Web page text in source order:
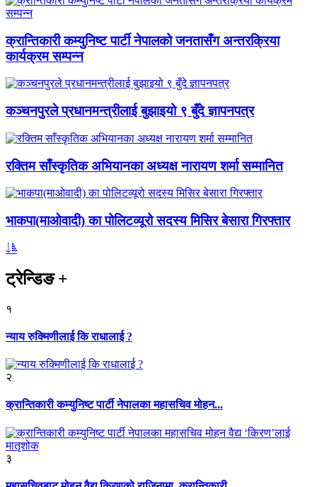
क्रान्तिकारी कम्युनिष्ट पार्टी नेपालको जनतासँग अन्तरक्रिया
कार्यक्रम सम्पन्न
कञ्चनपुरले प्रधानमन्त्रीलाई बुझाइयो ९ बुँदे ज्ञापनपत्र
रक्तिम साँस्कृतिक अभियानका अध्यक्ष नारायण शर्मा सम्मानित
भाकपा(माओवादी) का पोलिटव्यूरो सदस्य मिसिर बेसारा गिरफ्तार
ट्रेन्डिङ+
१
न्याय रुक्मिणीलाई कि राधालाई ?
२
क्रान्तिकारी कम्युनिष्ट पार्टी नेपालका महासचिव मोहन...
३